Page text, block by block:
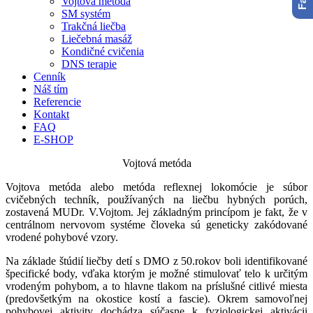
SM systém
Trakčná liečba
Liečebná masáž
Kondičné cvičenia
DNS terapie
Cenník
Náš tím
Referencie
Kontakt
FAQ
E-SHOP
Vojtová metóda
Vojtova metóda alebo metóda reflexnej lokomócie je súbor
cvičebných techník, používaných na liečbu hybných porúch,
zostavená MUDr. V.Vojtom. Jej základným princípom je fakt, že v
centrálnom nervovom systéme človeka sú geneticky zakódované
vrodené pohybové vzory.
Na základe štúdií liečby detí s DMO z 50.rokov boli identifikované
špecifické body, vďaka ktorým je možné stimulovať telo k určitým
vrodeným pohybom, a to hlavne tlakom na príslušné citlivé miesta
(predovšetkým na okostice kostí a fascie). Okrem samovoľnej